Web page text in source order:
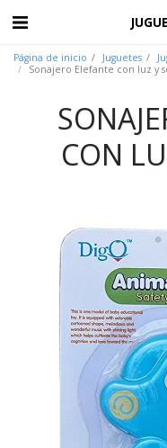
Página de inicio Juguetes
Sonajero Elefante con luz y
CON